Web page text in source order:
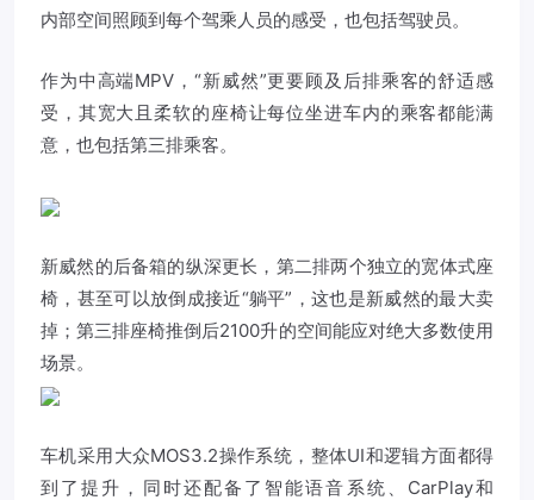
内部空间照顾到每个驾乘人员的感受，也包括驾驶员。
作为中高端MPV，“新威然”更要顾及后排乘客的舒适感
受，其宽大且柔软的座椅让每位坐进车内的乘客都能满
意，也包括第三排乘客。
新威然的后备箱的纵深更长，第二排两个独立的宽体式座
椅，甚至可以放倒成接近“躺平”，这也是新威然的最大卖
掉；第三排座椅推倒后2100升的空间能应对绝大多数使用
场景。
车机采用大众MOS3.2操作系统，整体UI和逻辑方面都得
到了提升，同时还配备了智能语音系统、CarPlay和